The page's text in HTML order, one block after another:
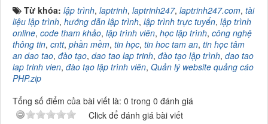
Từ khóa: lập trình, laptrinh, laptrinh247, laptrinh247.com, tài
liệu lập trình, hướng dẫn lập trình, lập trình trực tuyến, lập trình
online, code tham khảo, lập trình viên, học lập trình, công nghệ
thông tin, cntt, phần mềm, tin học, tin hoc tam an, tin học tâm
an dao tao, đào tạo, dao tao lap trinh, đào tạo lập trình, dao tao
lap trinh vien, đào tạo lập trình viên, Quản lý website quảng cáo
PHP.zip
Tổng số điểm của bài viết là: 0 trong 0 đánh giá
Click để đánh giá bài viết